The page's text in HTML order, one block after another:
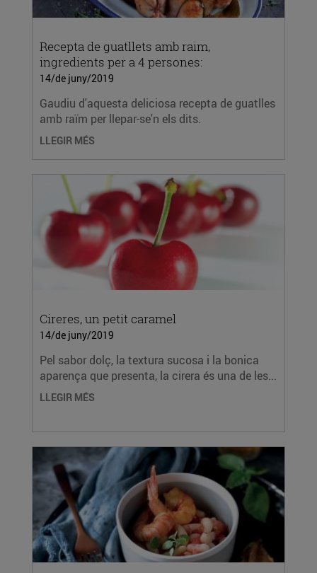
Recepta de guatllets amb raim,
ingredients per a 4 persones:
14/de juny/2019
Gaudiu d'aquesta deliciosa recepta de guatlles
amb raïm per llepar-se'n els dits.
LLEGIR MÉS
Cireres, un petit caramel
14/de juny/2019
Pel sabor dolç, la textura sucosa i la bonica
aparença que presenta, la cirera és una de les...
LLEGIR MÉS